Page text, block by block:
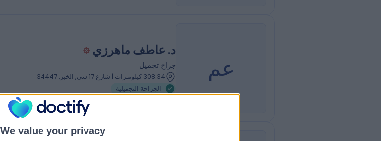
We value your privacy
عم
د. عاطف ماهرزي
جراح تجميل
308.34 كيلومترات | شارع 17 سي, الخبر, 34447
الجراحة التجميلية